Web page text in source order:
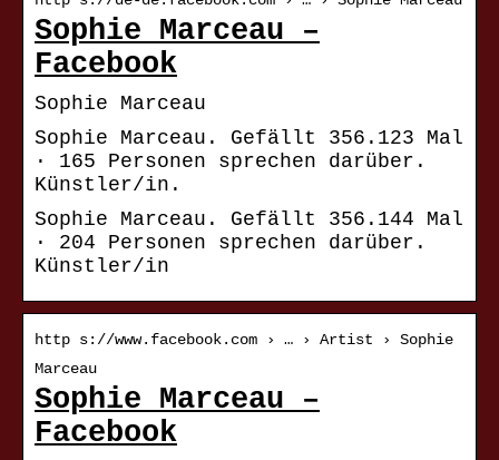
Sophie Marceau –
Facebook
Sophie Marceau
Sophie Marceau. Gefällt 356.123 Mal
· 165 Personen sprechen darüber.
Künstler/in.
Sophie Marceau. Gefällt 356.144 Mal
· 204 Personen sprechen darüber.
Künstler/in
http s://www.facebook.com › … › Artist › Sophie
Marceau
Sophie Marceau –
Facebook